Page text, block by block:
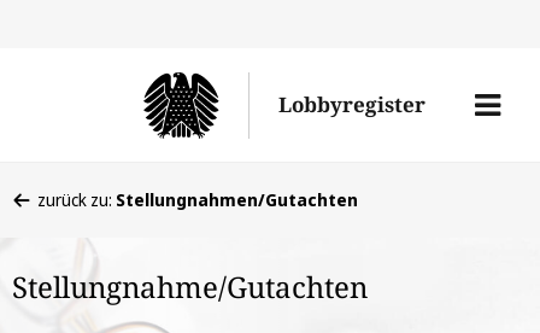
Lobbyregister
Menü
befinden
hier:
zurück zu: Stellungnahmen/Gutachten
Stellungnahme/Gutachten